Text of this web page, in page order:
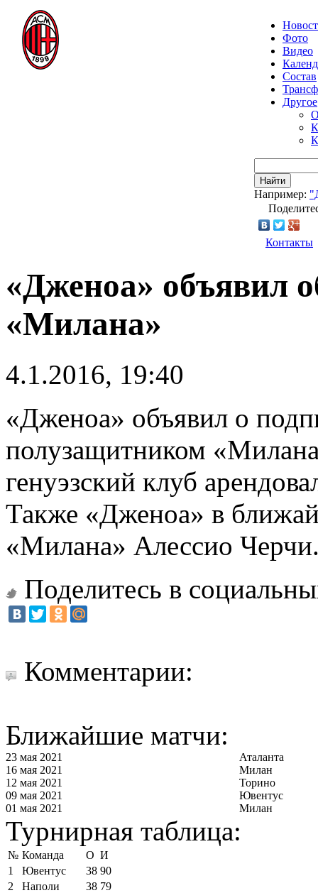
Фото
Видео
Состав
Другое
Найти
Например:
Контакты
«Дженоа» объявил
«Милана»
4.1.2016, 19:40
«Дженоа» объявил о
полузащитником
генуэзский клуб
Также «Дженоа» в
«Милана» Алессио
Поделитесь в
Комментарии:
Ближайшие матчи:
23 мая 2021
Аталанта
16 мая 2021
Милан
12 мая 2021
Торино
09 мая 2021
Ювентус
01 мая 2021
Милан
Турнирная таблица:
№ Команда О И
1
Ювентус 38 90
2
Наполи 38 79